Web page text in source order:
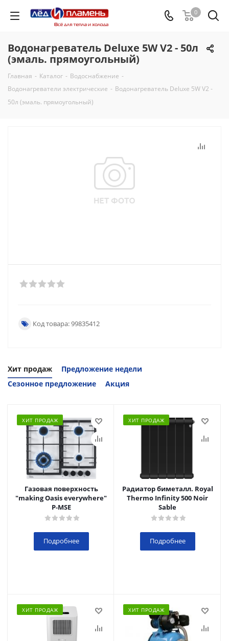
0
Водонагреватель Deluxe 5W V2 - 50л
(эмаль. прямоугольный)
Главная - Каталог - Водоснабжение -
Водонагреватели электрические - Водонагреватель Deluxe 5W V2 -
50л (эмаль. прямоугольный)
Код товара: 99835412
Хит продаж
Предложение недели
Сезонное предложение
Акция
ХИТ ПРОДАЖ
Газовая поверхность
"making Oasis everywhere"
P-MSE
Подробнее
ХИТ ПРОДАЖ
Радиатор биметалл. Royal
Thermo Infinity 500 Noir
Sable
Подробнее
ХИТ ПРОДАЖ ХИТ ПРОДАЖ